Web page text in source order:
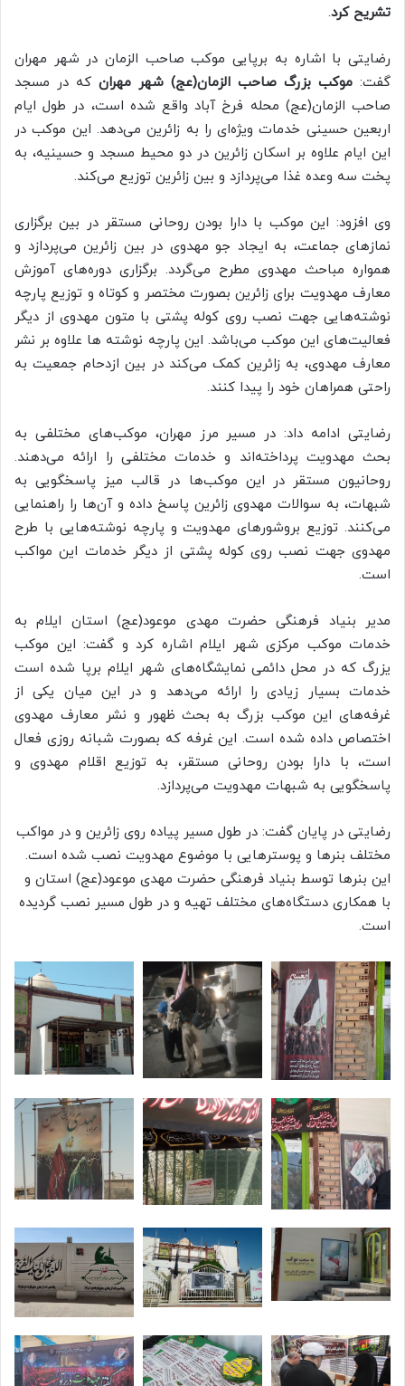
تشریح کرد.
رضایتی با اشاره به برپایی موکب صاحب الزمان در شهر مهران
گفت: موکب بزرگ صاحب الزمان(عج) شهر مهران که در مسجد
صاحب الزمان(عج) محله فرخ آباد واقع شده است، در طول ایام
اربعین حسینی خدمات ویژه‌ای را به زائرین می‌دهد. این موکب در
این ایام علاوه بر اسکان زائرین در دو محیط مسجد و حسینیه، به
پخت سه وعده غذا می‌پردازد و بین زائرین توزیع می‌کند.
وی افزود: این موکب با دارا بودن روحانی مستقر در بین برگزاری
نمازهای جماعت، به ایجاد جو مهدوی در بین زائرین می‌پردازد و
همواره مباحث مهدوی مطرح می‌گردد. برگزاری دوره‌های آموزش
معارف مهدویت برای زائرین بصورت مختصر و کوتاه و توزیع پارچه
نوشته‌هایی جهت نصب روی کوله پشتی با متون مهدوی از دیگر
فعالیت‌های این موکب می‌باشد. این پارچه نوشته ها علاوه بر نشر
معارف مهدوی، به زائرین کمک می‌کند در بین ازدحام جمعیت به
راحتی همراهان خود را پیدا کنند.
رضایتی ادامه داد: در مسیر مرز مهران، موکب‌های مختلفی به
بحث مهدویت پرداخته‌اند و خدمات مختلفی را ارائه می‌دهند.
روحانیون مستقر در این موکب‌ها در قالب میز پاسخگویی به
شبهات، به سوالات مهدوی زائرین پاسخ داده و آن‌ها را راهنمایی
می‌کنند. توزیع بروشورهای مهدویت و پارچه نوشته‌هایی با طرح
مهدوی جهت نصب روی کوله پشتی از دیگر خدمات این مواکب
است.
مدیر بنیاد فرهنگی حضرت مهدی موعود(عج) استان ایلام به
خدمات موکب مرکزی شهر ایلام اشاره کرد و گفت: این موکب
یزرگ که در محل دائمی نمایشگاه‌های شهر ایلام برپا شده است
خدمات بسیار زیادی را ارائه می‌دهد و در این میان یکی از
غرفه‌های این موکب بزرگ به بحث ظهور و نشر معارف مهدوی
اختصاص داده شده است. این غرفه که بصورت شبانه روزی فعال
است، با دارا بودن روحانی مستقر، به توزیع اقلام مهدوی و
پاسخگویی به شبهات مهدویت می‌پردازد.
رضایتی در پایان گفت: در طول مسیر پیاده روی زائرین و در مواکب
مختلف بنرها و پوسترهایی با موضوع مهدویت نصب شده است.
این بنرها توسط بنیاد فرهنگی حضرت مهدی موعود(عج) استان و
با همکاری دستگاه‌های مختلف تهیه و در طول مسیر نصب گردیده
است.